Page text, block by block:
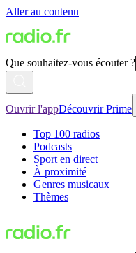
Aller au contenu
Que souhaitez-vous écouter ?
Ouvrir l'appDécouvrir Prime
Top 100 radios
Podcasts
Sport en direct
À proximité
Genres musicaux
Thèmes